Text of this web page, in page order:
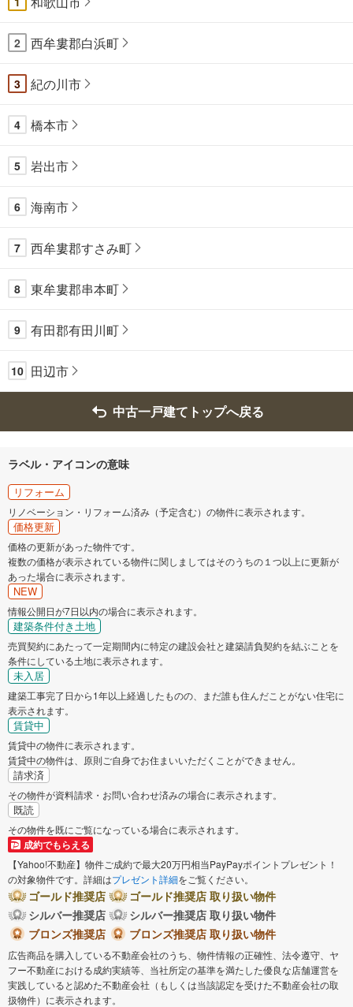
2 西牟婁郡白浜町
3 紀の川市
4 橋本市
5 岩出市
6 海南市
7 西牟婁郡すさみ町
8 東牟婁郡串本町
9 有田郡有田川町
10 田辺市
中古一戸建てトップへ戻る
ラベル・アイコンの意味
リフォーム
リノベーション・リフォーム済み（予定含む）の物件に表示されます。
価格更新
価格の更新があった物件です。
複数の価格が表示されている物件に関しましてはそのうちの１つ以上に更新が
あった場合に表示されます。
NEW
情報公開日が7日以内の場合に表示されます。
建築条件付き土地
売買契約にあたって一定期間内に特定の建設会社と建築請負契約を結ぶことを
条件にしている土地に表示されます。
未入居
建築工事完了日から1年以上経過したものの、まだ誰も住んだことがない住宅に
表示されます。
賃貸中
賃貸中の物件に表示されます。
賃貸中の物件は、原則ご自身でお住まいいただくことができません。
請求済
その物件が資料請求・お問い合わせ済みの場合に表示されます。
既読
その物件を既にご覧になっている場合に表示されます。
成約でもらえる
【Yahoo!不動産】物件ご成約で最大20万円相当PayPayポイントプレゼント！
の対象物件です。詳細はプレゼント詳細をご覧ください。
ゴールド推奨店
ゴールド推奨店 取り扱い物件
シルバー推奨店
シルバー推奨店 取り扱い物件
ブロンズ推奨店
ブロンズ推奨店 取り扱い物件
広告商品を購入している不動産会社のうち、物件情報の正確性、法令遵守、ヤ
フー不動産における成約実績等、当社所定の基準を満たした優良な店舗運営を
実践していると認めた不動産会社（もしくは当該認定を受けた不動産会社の取
扱物件）に表示されます。